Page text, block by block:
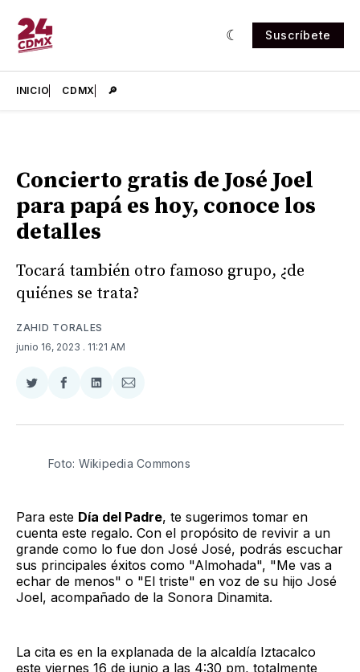
Suscríbete
INICIO CDMX 🔎
Concierto gratis de José Joel
para papá es hoy, conoce los
detalles
Tocará también otro famoso grupo, ¿de
quiénes se trata?
ZAHID TORALES
junio 16, 2023 . 11:21 AM
Compartir
Twitter
Compartir
Facebook
Compartir
LinkedIn
Compartir
Email
Foto: Wikipedia Commons
Para este Día del Padre, te sugerimos tomar en
cuenta este regalo. Con el propósito de revivir a un
grande como lo fue don José José, podrás escuchar
sus principales éxitos como "Almohada", "Me vas a
echar de menos" o "El triste" en voz de su hijo José
Joel, acompañado de la Sonora Dinamita.
La cita es en la explanada de la alcaldía Iztacalco
este viernes 16 de junio a las 4:30 pm, totalmente